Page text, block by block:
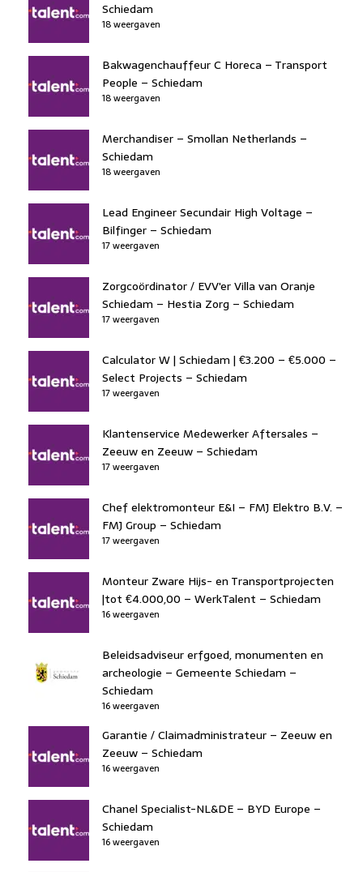
Schiedam
18 weergaven
Bakwagenchauffeur C Horeca – Transport
People – Schiedam
18 weergaven
Merchandiser – Smollan Netherlands –
Schiedam
18 weergaven
Lead Engineer Secundair High Voltage –
Bilfinger – Schiedam
17 weergaven
Zorgcoördinator / EVV'er Villa van Oranje
Schiedam – Hestia Zorg – Schiedam
17 weergaven
Calculator W | Schiedam | €3.200 – €5.000 –
Select Projects – Schiedam
17 weergaven
Klantenservice Medewerker Aftersales –
Zeeuw en Zeeuw – Schiedam
17 weergaven
Chef elektromonteur E&I – FMJ Elektro B.V. –
FMJ Group – Schiedam
17 weergaven
Monteur Zware Hijs- en Transportprojecten
|tot €4.000,00 – WerkTalent – Schiedam
16 weergaven
Beleidsadviseur erfgoed, monumenten en
archeologie – Gemeente Schiedam –
Schiedam
16 weergaven
Garantie / Claimadministrateur – Zeeuw en
Zeeuw – Schiedam
16 weergaven
Chanel Specialist-NL&DE – BYD Europe –
Schiedam
16 weergaven